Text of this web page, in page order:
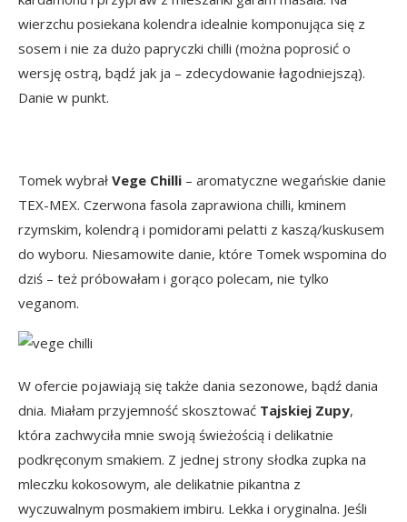
wierzchu posiekana kolendra idealnie komponująca się z
sosem i nie za dużo papryczki chilli (można poprosić o
wersję ostrą, bądź jak ja – zdecydowanie łagodniejszą).
Danie w punkt.
Tomek wybrał Vege Chilli – aromatyczne wegańskie danie
TEX-MEX. Czerwona fasola zaprawiona chilli, kminem
rzymskim, kolendrą i pomidorami pelatti z kaszą/kuskusem
do wyboru. Niesamowite danie, które Tomek wspomina do
dziś – też próbowałam i gorąco polecam, nie tylko
veganom.
W ofercie pojawiają się także dania sezonowe, bądź dania
dnia. Miałam przyjemność skosztować Tajskiej Zupy,
która zachwyciła mnie swoją świeżością i delikatnie
podkręconym smakiem. Z jednej strony słodka zupka na
mleczku kokosowym, ale delikatnie pikantna z
wyczuwalnym posmakiem imbiru. Lekka i oryginalna. Jeśli